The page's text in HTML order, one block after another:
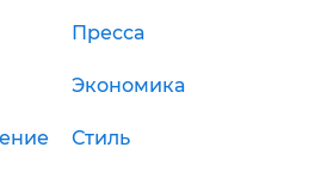
Пресса
Экономика
Стиль